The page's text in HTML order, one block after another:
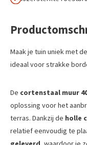
Maak je tuin uniek met
ideaal voor strakke
De cortenstaal muur
oplossing voor het
terras. Dankzij de holle
relatief eenvoudig te